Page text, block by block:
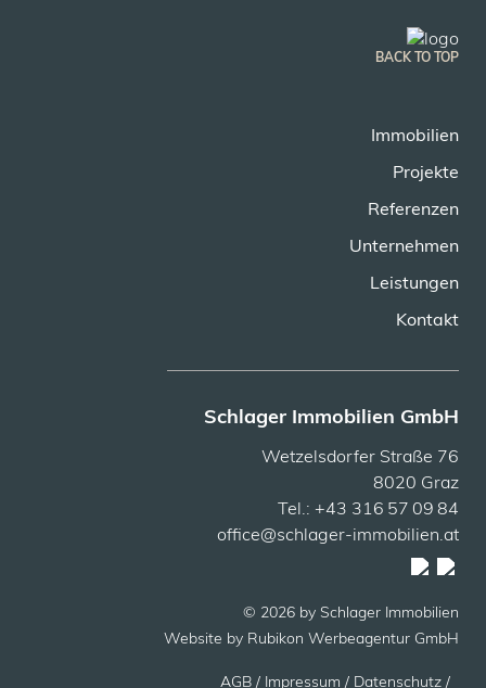
BACK TO TOP
Schlager Immobilien GmbH
Wetzelsdorfer Straße 76
8020 Graz
Tel.: +43 316 57 09 84
office@schlager-immobilien.at
Immobilien
Projekte
Referenzen
Unternehmen
Leistungen
Kontakt
© 2026 by Schlager Immobilien
Website by Rubikon Werbeagentur GmbH
AGB / Impressum / Datenschutz /